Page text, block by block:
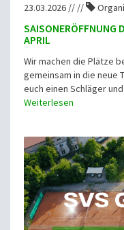
23.03.2026 // //
SAISONERÖFFNUNG
APRIL
Wir machen die Plätze
gemeinsam in die neue
euch einen Schläger
Weiterlesen